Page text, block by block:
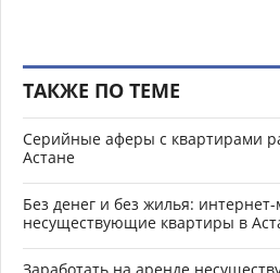
ТАКЖЕ ПО ТЕМЕ
Серийные аферы с квартирами
Астане
Без денег и без жилья:
несуществующие квартиры в
Заработать на аренде